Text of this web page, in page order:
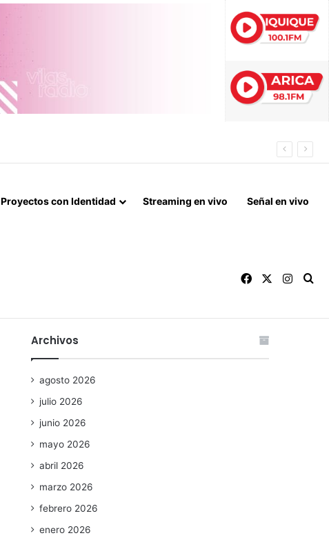
Proyectos con Identidad Streaming en vivo Señal en vivo
Facebook
Archivos
agosto 2026
julio 2026
junio 2026
mayo 2026
abril 2026
marzo 2026
febrero 2026
enero 2026